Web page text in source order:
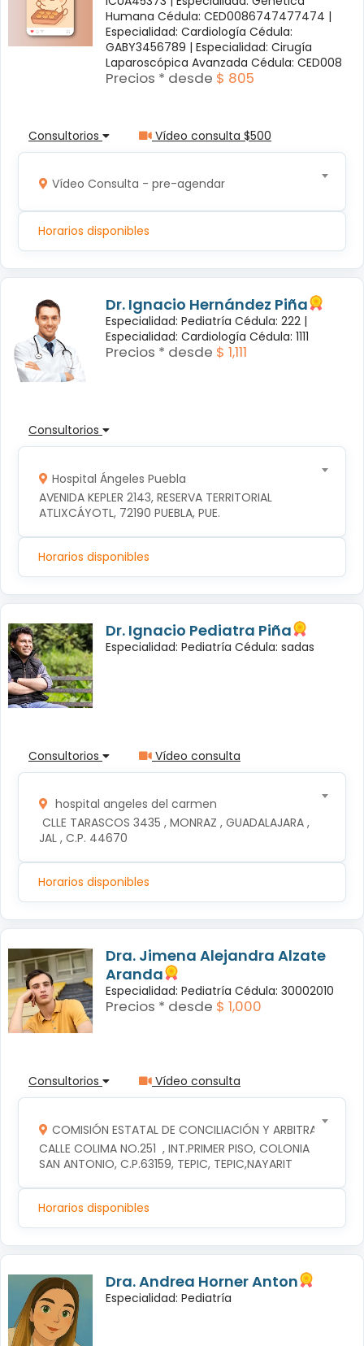
Humana Cédula: CED0086747477474 |
Especialidad: Cardiología Cédula:
GABY3456789 | Especialidad: Cirugía
Laparoscópica Avanzada Cédula: CED008
Precios * desde $ 805
Consultorios Vídeo consulta $500
Vídeo Consulta - pre-agendar
Horarios disponibles
Dr. Ignacio Hernández Piña
Especialidad: Pediatría Cédula: 222 |
Especialidad: Cardiología Cédula: 1111
Precios * desde $ 1,111
Consultorios
Hospital Ángeles Puebla
AVENIDA KEPLER 2143, RESERVA TERRITORIAL
ATLIXCÁYOTL, 72190 PUEBLA, PUE.
Horarios disponibles
Dr. Ignacio Pediatra Piña
Especialidad: Pediatría Cédula: sadas
Consultorios Vídeo consulta
hospital angeles del carmen
JAL , C.P. 44670
Horarios disponibles
Dra. Jimena Alejandra Alzate
Aranda
Especialidad: Pediatría Cédula: 30002010
Precios * desde $ 1,000
Consultorios Vídeo consulta
COMISIÓN ESTATAL DE CONCILIACIÓN Y ARBITRAJE
CALLE COLIMA NO.251  , INT.PRIMER PISO, COLONIA
SAN ANTONIO, C.P.63159, TEPIC, TEPIC,NAYARIT
Horarios disponibles
Dra. Andrea Horner Anton
Especialidad: Pediatría